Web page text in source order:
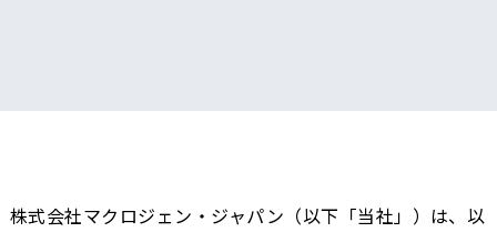
株式会社マクロジェン・ジャパン（以下「当社」）は、以